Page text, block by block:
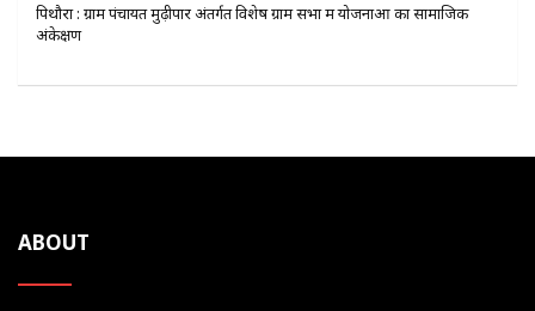
पिथौरा : ग्राम पंचायत मुढ़ीपार अंतर्गत विशेष ग्राम सभा में योजनाओं का सामाजिक
अंकेक्षण
ABOUT